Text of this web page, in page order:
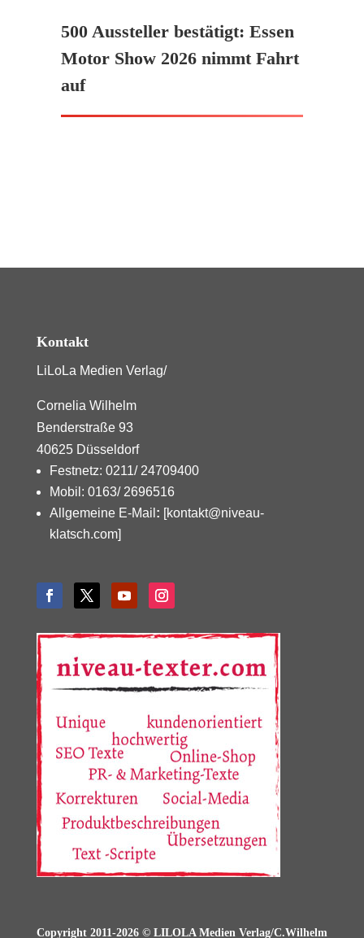
500 Aussteller bestätigt: Essen
Motor Show 2026 nimmt Fahrt
auf
Kontakt
LiLoLa Medien Verlag/
Cornelia Wilhelm
Benderstraße 93
40625 Düsseldorf
Festnetz: 0211/ 24709400
Mobil: 0163/ 2696516
Allgemeine E-Mail : [kontakt@niveau-
klatsch.com]
Copyright 2011-2026 © LILOLA Medien Verlag/C.Wilhelm